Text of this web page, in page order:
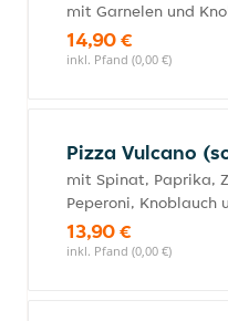
mit Garnelen und
14,90 €
inkl. Pfand (0,00 €)
Pizza Vulcano
mit Spinat, Paprika,
Peperoni, Knoblauch
13,90 €
inkl. Pfand (0,00 €)